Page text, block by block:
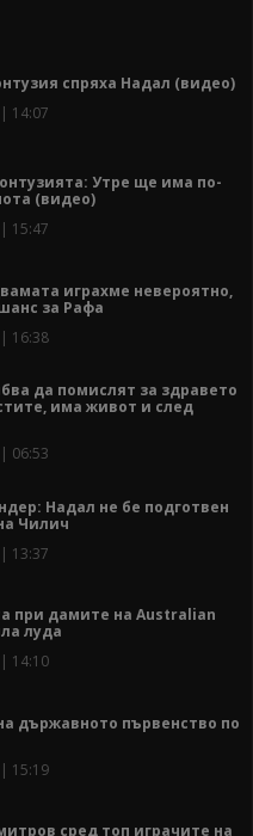
спряха Надал (видео)
14:07
Утре ще има по-
(видео)
15:47
играхме невероятно,
за Рафа
16:38
да помислят за здравето
има живот и след
06:53
Надал не бе подготвен
Чилич
13:37
при дамите на Australian
луда
14:10
държавното първенство по
15:19
сред топ играчите на